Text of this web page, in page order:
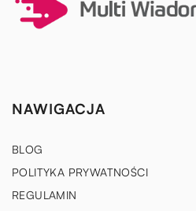
NAWIGACJA
BLOG
POLITYKA PRYWATNOŚCI
REGULAMIN